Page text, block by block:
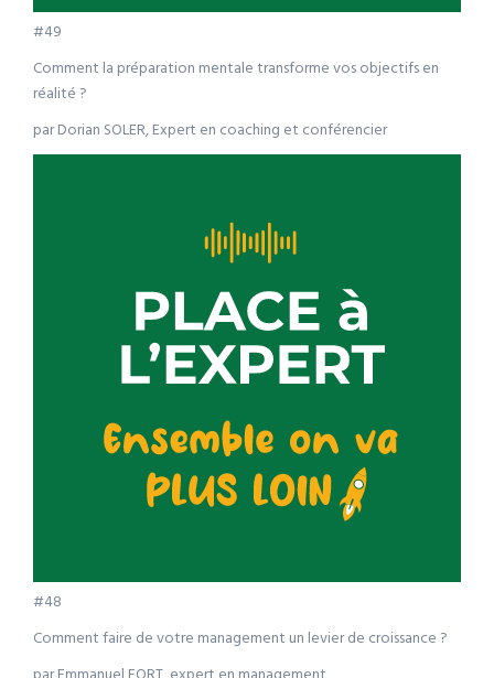
#49
Comment la préparation mentale transforme vos objectifs en
réalité ?
par Dorian SOLER, Expert en coaching et conférencier
#48
Comment faire de votre management un levier de croissance ?